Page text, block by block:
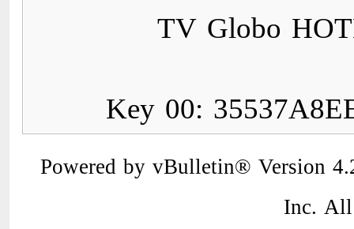
TV Globo
Key 00:
Powered by vBulletin® Version
Inc.